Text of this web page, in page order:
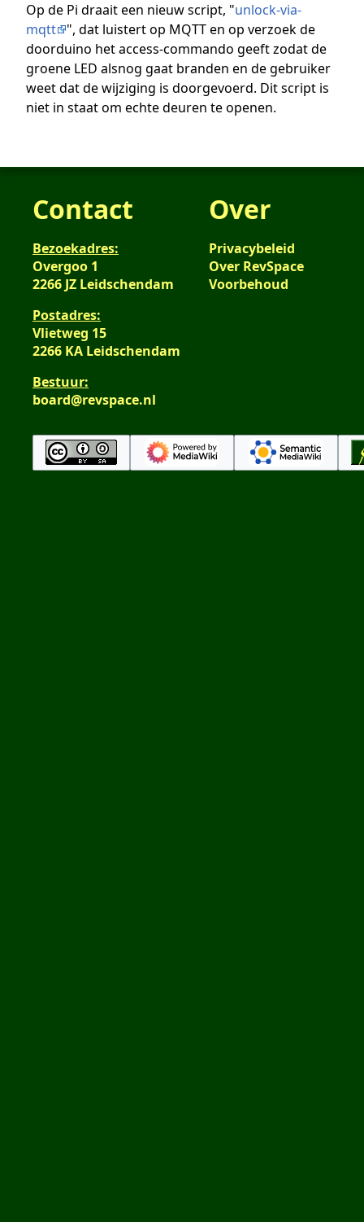
Op de Pi draait een nieuw script, "unlock-via-
mqtt
", dat luistert op MQTT en op verzoek de
doorduino het access-commando geeft zodat de
groene LED alsnog gaat branden en de gebruiker
weet dat de wijziging is doorgevoerd. Dit script is
niet in staat om echte deuren te openen.
Contact
Bezoekadres:
Overgoo 1
2266 JZ Leidschendam
Postadres:
Vlietweg 15
2266 KA Leidschendam
Bestuur:
board@revspace.nl
Over
Privacybeleid
Over RevSpace
Voorbehoud